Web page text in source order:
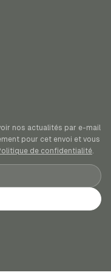
nos actualités par e-mail
pour cet envoi et vous
de confidentialité.